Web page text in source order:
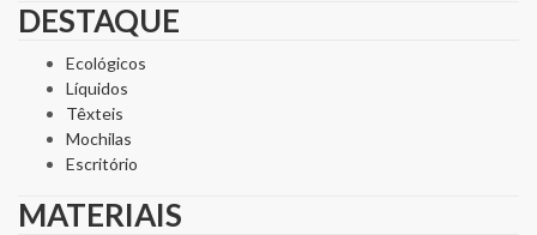
DESTAQUE
Ecológicos
Líquidos
Têxteis
Mochilas
Escritório
MATERIAIS